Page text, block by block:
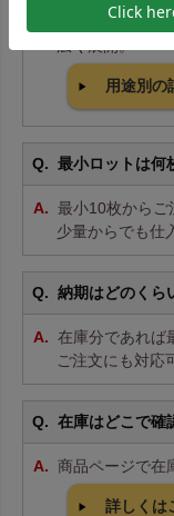
チャックシー
用途別の
最小ロットは何
最小10枚からご
少量からでも仕
納期はどのくら
在庫分であれば
ご注文にも対応
在庫はどこで確
商品ページで在
詳しくは